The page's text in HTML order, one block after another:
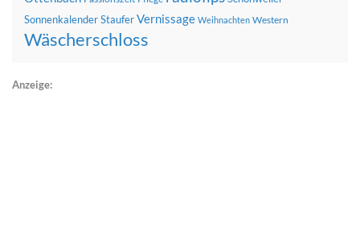
SonnenkalenderStauferVernissage Weihnachten Western
Wäscherschloss
Anzeige: